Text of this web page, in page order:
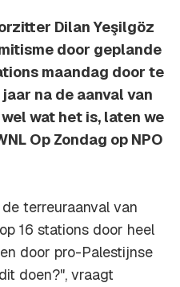
Dilan Yeşilgöz
door geplande
maandag door te
na de aanval van
wat het is, laten we
Op Zondag op NPO
terreuraanval van
16 stations door heel
door pro-Palestijnse
doen?", vraagt